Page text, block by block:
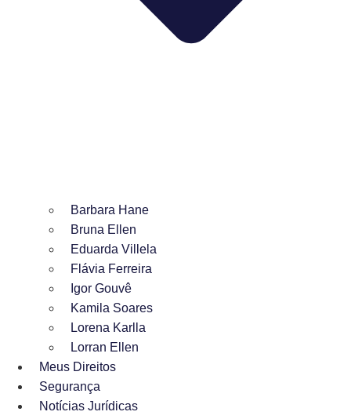
Barbara Hane
Bruna Ellen
Eduarda Villela
Flávia Ferreira
Igor Gouvê
Kamila Soares
Lorena Karlla
Lorran Ellen
Meus Direitos
Segurança
Notícias Jurídicas